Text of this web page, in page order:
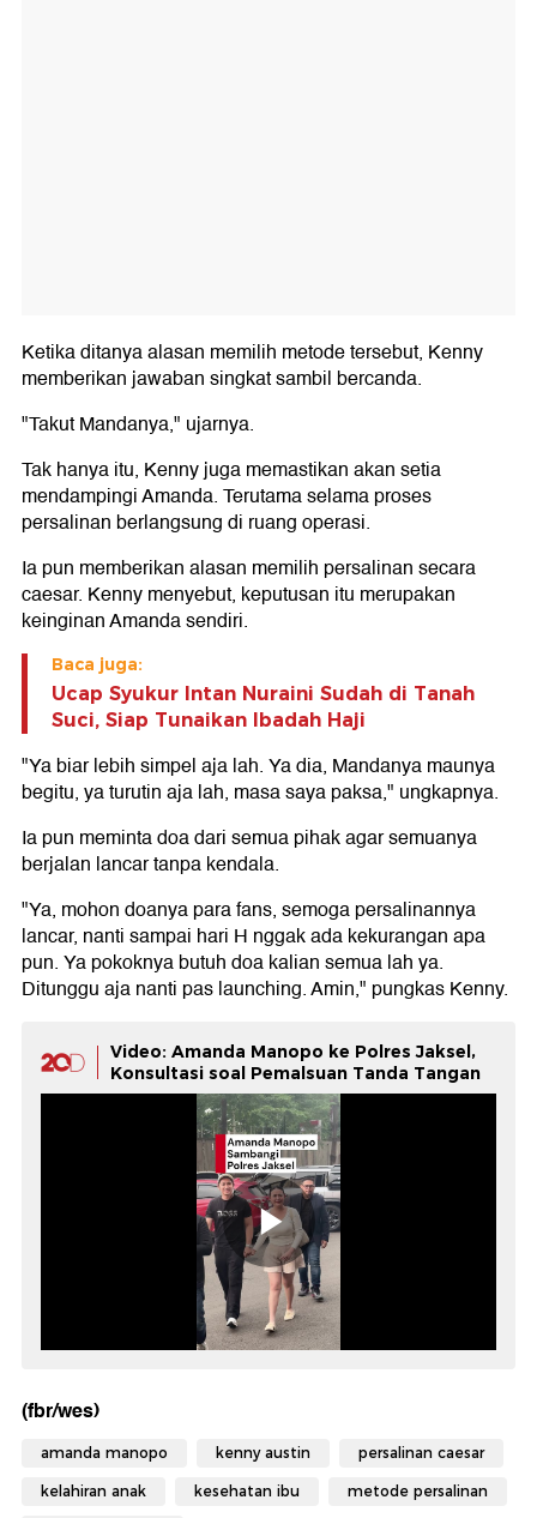
Ketika ditanya alasan memilih metode tersebut, Kenny
memberikan jawaban singkat sambil bercanda.
"Takut Mandanya," ujarnya.
Tak hanya itu, Kenny juga memastikan akan setia
mendampingi Amanda. Terutama selama proses
persalinan berlangsung di ruang operasi.
Ia pun memberikan alasan memilih persalinan secara
caesar. Kenny menyebut, keputusan itu merupakan
keinginan Amanda sendiri.
Baca juga:
Ucap Syukur Intan Nuraini Sudah di Tanah
Suci, Siap Tunaikan Ibadah Haji
"Ya biar lebih simpel aja lah. Ya dia, Mandanya maunya
begitu, ya turutin aja lah, masa saya paksa," ungkapnya.
Ia pun meminta doa dari semua pihak agar semuanya
berjalan lancar tanpa kendala.
"Ya, mohon doanya para fans, semoga persalinannya
lancar, nanti sampai hari H nggak ada kekurangan apa
pun. Ya pokoknya butuh doa kalian semua lah ya.
Ditunggu aja nanti pas launching. Amin," pungkas Kenny.
Video: Amanda Manopo ke Polres Jaksel,
Konsultasi soal Pemalsuan Tanda Tangan
(fbr/wes)
amanda manopo kenny austin persalinan caesar
kelahiran anak kesehatan ibu metode persalinan